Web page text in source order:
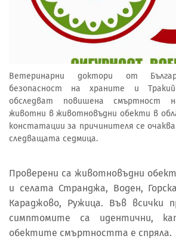
Ветеринарни доктори от
безопасност на храните и
обследват повишена смъртност
животни в животновъдни обекти в
констатации за причинителя се
следващата седмица.
Проверени са животновъдни
и селата Странджа, Воден,
Караджово, Ружица. Във всички
симптомите са идентични,
обектите смъртността е спряла.